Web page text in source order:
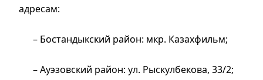
адресам:
– Бостандыкский район: мкр. Казахфильм;
– Ауэзовский район: ул. Рыскулбекова, 33/2;